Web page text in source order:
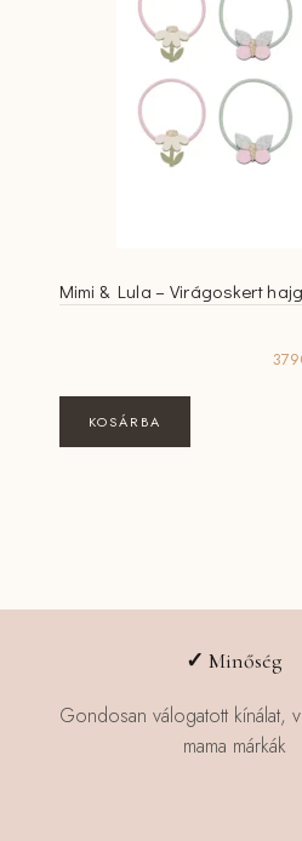
Mimi & Lula – Virágoskert
KOSÁRBA
✓Minőség
Gondosan válogatott kínálat,
mama márkák